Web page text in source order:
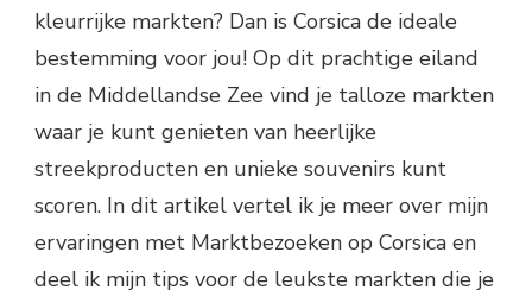
kleurrijke markten? Dan is Corsica de ideale
bestemming voor jou! Op dit prachtige eiland
in de Middellandse Zee vind je talloze markten
waar je kunt genieten van heerlijke
streekproducten en unieke souvenirs kunt
scoren. In dit artikel vertel ik je meer over mijn
ervaringen met Marktbezoeken op Corsica en
deel ik mijn tips voor de leukste markten die je